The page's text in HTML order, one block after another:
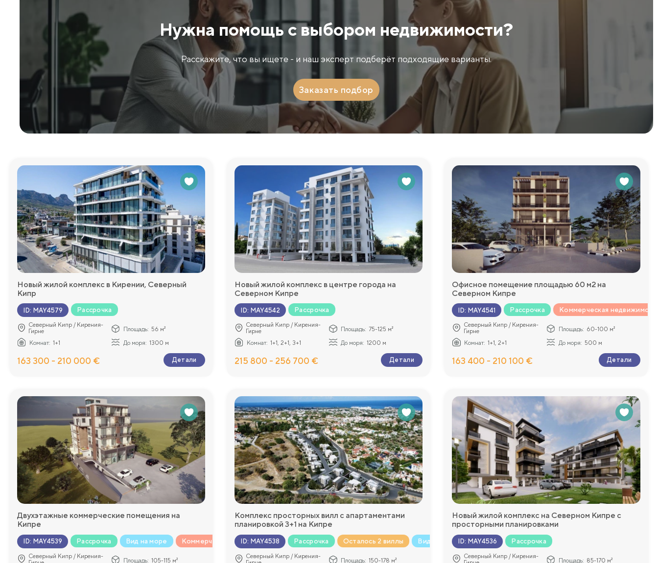
Нужна помощь с выбором недвижимости?
Расскажите, что вы ищете - и наш эксперт подберёт подходящие варианты.
Заказать подбор
Новый жилой комплекс в Кирении, Северный
Кипр
ID: MAY4579 Рассрочка
Северный Кипр / Кирения-
Гирне
Площадь: 56 м²
Комнат: 1+1 До моря: 1300 м
163 300 - 210 000 € Детали
Новый жилой комплекс в центре города на
Северном Кипре
ID: MAY4542 Рассрочка
Северный Кипр / Кирения-
Гирне
Площадь: 75-125 м²
Комнат: 1+1, 2+1, 3+1 До моря: 1200 м
215 800 - 256 700 € Детали
Офисное помещение площадью 60 м2 на
Северном Кипре
ID: MAY4541 Рассрочка Коммерческая
Северный Кипр / Кирения-
Гирне
Площадь: 60-100 м²
Комнат: 1+1, 2+1 До моря: 500 м
163 400 - 210 100 € Детали
Двухэтажные коммерческие помещения на
Кипре
ID: MAY4539 Рассрочка Вид на море Коммерческая недвижимость
Северный Кипр / Кирения-
Площадь: 105-115 м²
Комплекс просторных вилл с апартаментами
планировкой 3+1 на Кипре
ID: MAY4538 Рассрочка Осталось 2 виллы Вид на море
Северный Кипр / Кирения-
Площадь: 150-178 м²
Новый жилой комплекс на Северном Кипре с
просторными планировками
ID: MAY4536 Рассрочка
Северный Кипр / Кирения-
Площадь: 85-170 м²